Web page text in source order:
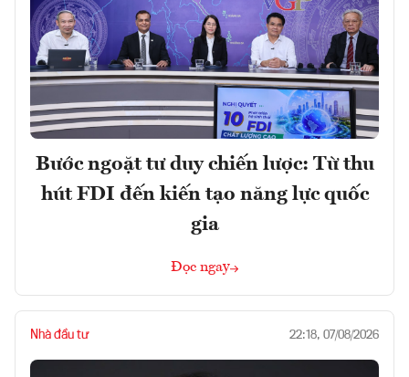
Bước ngoặt tư duy chiến lược: Từ thu
hút FDI đến kiến tạo năng lực quốc
gia
Đọc ngay
Nhà đầu tư 22:18, 07/08/2026